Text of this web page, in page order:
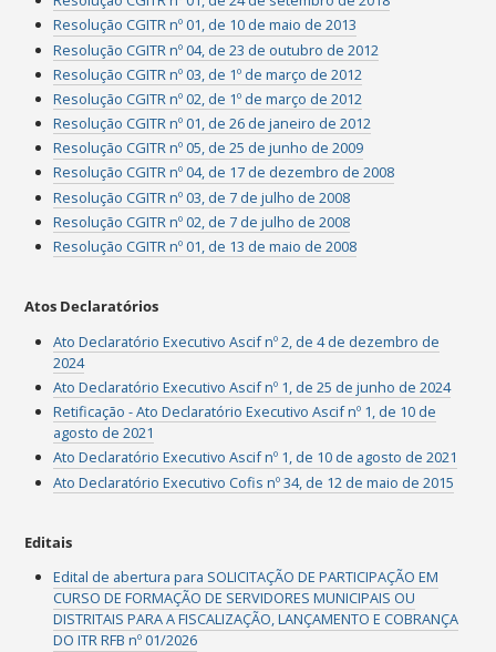
Resolução CGITR nº 01, de 10 de maio de 2013
Resolução CGITR nº 04, de 23 de outubro de 2012
Resolução CGITR nº 03, de 1º de março de 2012
Resolução CGITR nº 02, de 1º de março de 2012
Resolução CGITR nº 01, de 26 de janeiro de 2012
Resolução CGITR nº 05, de 25 de junho de 2009
Resolução CGITR nº 04, de 17 de dezembro de 2008
Resolução CGITR nº 03, de 7 de julho de 2008
Resolução CGITR nº 02, de 7 de julho de 2008
Resolução CGITR nº 01, de 13 de maio de 2008
Atos Declaratórios
Ato Declaratório Executivo Ascif nº 2, de 4 de dezembro de
2024
Ato Declaratório Executivo Ascif nº 1, de 25 de junho de 2024
Retificação - Ato Declaratório Executivo Ascif nº 1, de 10 de
agosto de 2021
Ato Declaratório Executivo Ascif nº 1, de 10 de agosto de 2021
Ato Declaratório Executivo Cofis nº 34, de 12 de maio de 2015
Editais
Edital de abertura para SOLICITAÇÃO DE PARTICIPAÇÃO EM
CURSO DE FORMAÇÃO DE SERVIDORES MUNICIPAIS OU
DISTRITAIS PARA A FISCALIZAÇÃO, LANÇAMENTO E COBRANÇA
DO ITR RFB nº 01/2026